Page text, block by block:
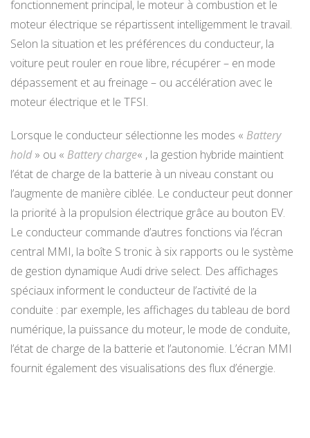
fonctionnement principal, le moteur à combustion et le
moteur électrique se répartissent intelligemment le travail.
Selon la situation et les préférences du conducteur, la
voiture peut rouler en roue libre, récupérer – en mode
dépassement et au freinage – ou accélération avec le
moteur électrique et le TFSI.
Lorsque le conducteur sélectionne les modes « Battery
hold» ou « Battery charge« , la gestion hybride maintient
l’état de charge de la batterie à un niveau constant ou
l’augmente de manière ciblée. Le conducteur peut donner
la priorité à la propulsion électrique grâce au bouton EV.
Le conducteur commande d’autres fonctions via l’écran
central MMI, la boîte S tronic à six rapports ou le système
de gestion dynamique Audi drive select. Des affichages
spéciaux informent le conducteur de l’activité de la
conduite : par exemple, les affichages du tableau de bord
numérique, la puissance du moteur, le mode de conduite,
l’état de charge de la batterie et l’autonomie. L’écran MMI
fournit également des visualisations des flux d’énergie.